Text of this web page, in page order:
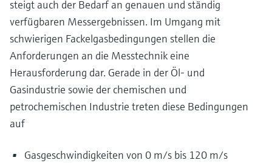
steigt auch der Bedarf an genauen und ständig
verfügbaren Messergebnissen. Im Umgang mit
schwierigen Fackelgasbedingungen stellen die
Anforderungen an die Messtechnik eine
Herausforderung dar. Gerade in der Öl- und
Gasindustrie sowie der chemischen und
petrochemischen Industrie treten diese Bedingungen
auf
Gasgeschwindigkeiten von 0 m/s bis 120 m/s